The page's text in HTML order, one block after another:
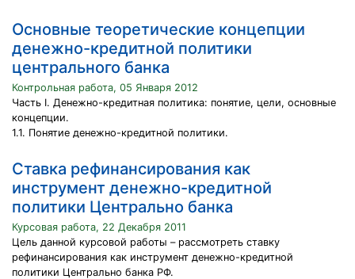
Основные теоретические концепции
денежно-кредитной политики
центрального банка
Контрольная работа, 05 Января 2012
Часть I. Денежно-кредитная политика: понятие, цели, основные
концепции.
1.1. Понятие денежно-кредитной политики.
Ставка рефинансирования как
инструмент денежно-кредитной
политики Центрально банка
Курсовая работа, 22 Декабря 2011
Цель данной курсовой работы – рассмотреть ставку
рефинансирования как инструмент денежно-кредитной
политики Центрально банка РФ.